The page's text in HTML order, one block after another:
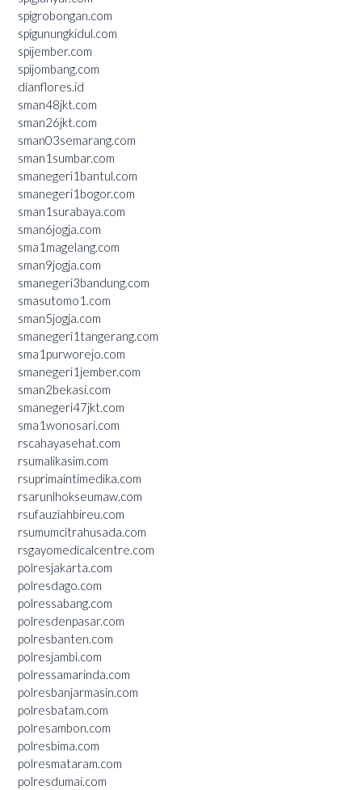
spigrobongan.com
spigunungkidul.com
spijember.com
spijombang.com
dianflores.id
sman48jkt.com
sman26jkt.com
sman03semarang.com
sman1sumbar.com
smanegeri1bantul.com
smanegeri1bogor.com
sman1surabaya.com
sman6jogja.com
sma1magelang.com
sman9jogja.com
smanegeri3bandung.com
smasutomo1.com
sman5jogja.com
smanegeri1tangerang.com
sma1purworejo.com
smanegeri1jember.com
sman2bekasi.com
smanegeri47jkt.com
sma1wonosari.com
rscahayasehat.com
rsumalikasim.com
rsuprimaintimedika.com
rsarunlhokseumaw.com
rsufauziahbireu.com
rsumumcitrahusada.com
rsgayomedicalcentre.com
polresjakarta.com
polresdago.com
polressabang.com
polresdenpasar.com
polresbanten.com
polresjambi.com
polressamarinda.com
polresbanjarmasin.com
polresbatam.com
polresambon.com
polresbima.com
polresmataram.com
polresdumai.com